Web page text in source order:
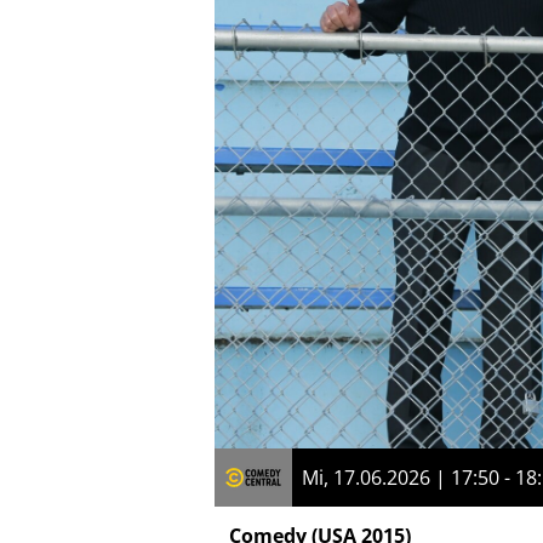
Mi, 17.06.2026 | 17:50 -
Comedy(USA 2015)